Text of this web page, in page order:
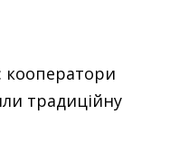
кооператори
традиційну